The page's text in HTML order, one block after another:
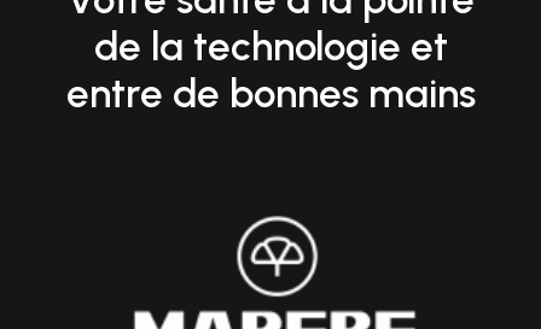
de la technologie et
entre de bonnes mains